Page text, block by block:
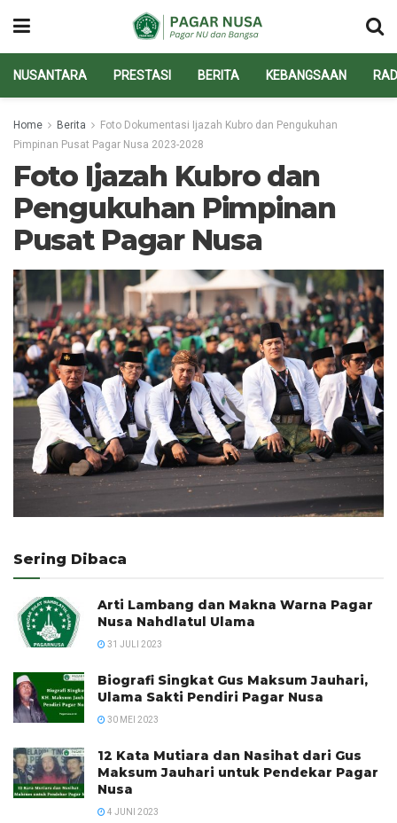
NUSANTARA PRESTASI BERITA KEBANGSAAN
Home Berita
Foto Dokumentasi Ijazah Kubro dan Pengukuhan
Pimpinan Pusat Pagar Nusa 2023-2028
Foto Ijazah Kubro dan
Pengukuhan Pimpinan
Pusat Pagar Nusa
Sering Dibaca
Arti Lambang dan Makna Warna Pagar
Nusa Nahdlatul Ulama
31 JULI 2023
Biografi Singkat Gus Maksum Jauhari,
Ulama Sakti Pendiri Pagar Nusa
30 MEI 2023
12 Kata Mutiara dan Nasihat dari Gus
Maksum Jauhari untuk Pendekar Pagar
Nusa
4 JUNI 2023